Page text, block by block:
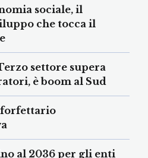
sociale, il
che tocca il
settore supera
è boom al Sud
forfettario
al 2036 per gli enti